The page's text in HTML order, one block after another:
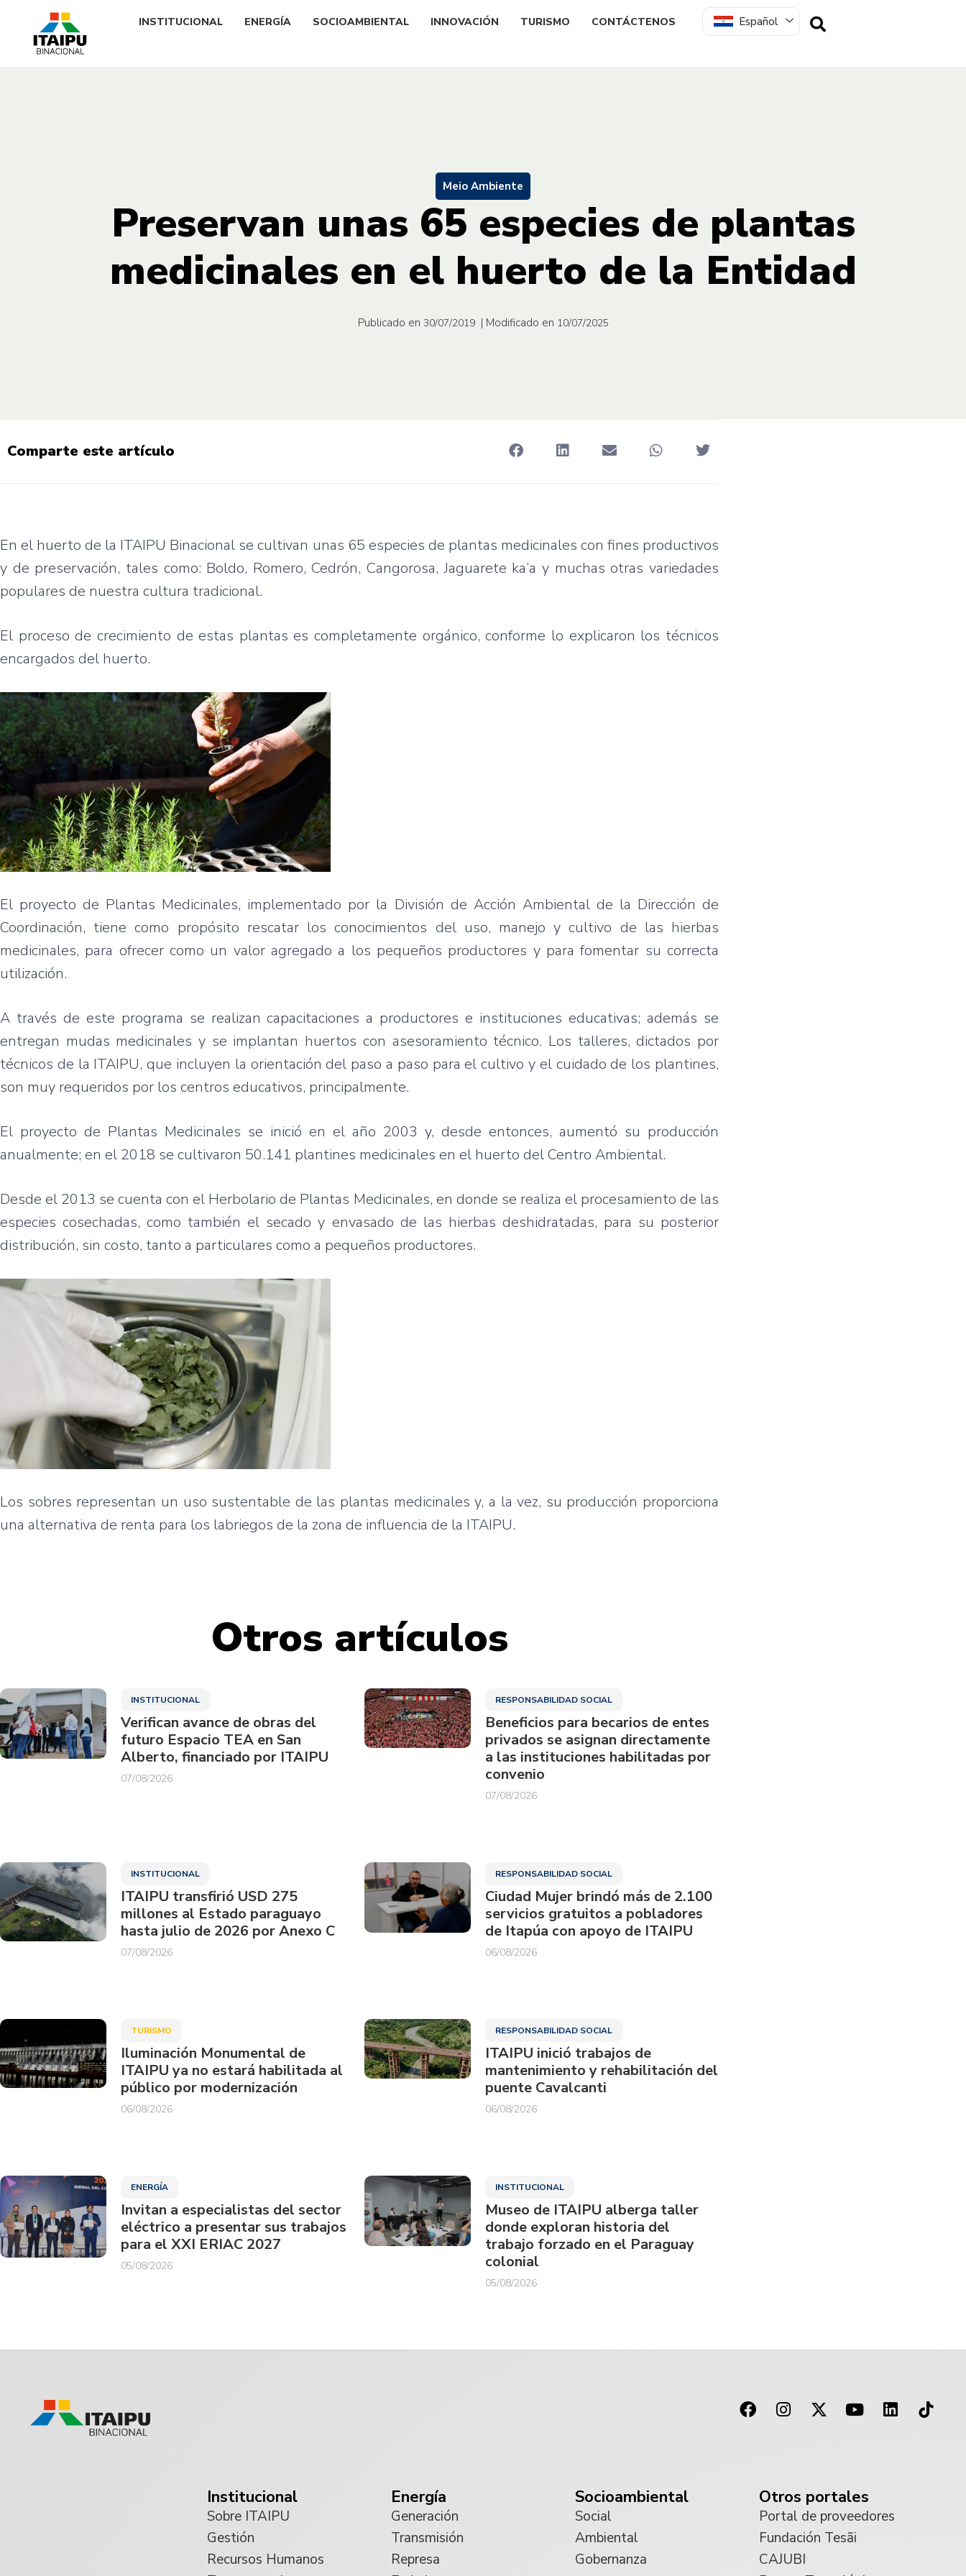
INSTITUCIONAL ENERGÍA SOCIOAMBIENTAL INNOVACIÓN TURISMO CONTÁCTENOS Español
Meio Ambiente
Preservan unas 65 especies de plantas
medicinales en el huerto de la Entidad
Publicado en 30/07/2019 | Modificado en 10/07/2025
Comparte este artículo
En el huerto de la ITAIPU Binacional se cultivan unas 65 especies de plantas medicinales con fines productivos
y de preservación, tales como: Boldo, Romero, Cedrón, Cangorosa, Jaguarete ka’a y muchas otras variedades
populares de nuestra cultura tradicional.
El proceso de crecimiento de estas plantas es completamente orgánico, conforme lo explicaron los técnicos
encargados del huerto.
El proyecto de Plantas Medicinales, implementado por la División de Acción Ambiental de la Dirección de
Coordinación, tiene como propósito rescatar los conocimientos del uso, manejo y cultivo de las hierbas
medicinales, para ofrecer como un valor agregado a los pequeños productores y para fomentar su correcta
utilización.
A través de este programa se realizan capacitaciones a productores e instituciones educativas; además se
entregan mudas medicinales y se implantan huertos con asesoramiento técnico. Los talleres, dictados por
técnicos de la ITAIPU, que incluyen la orientación del paso a paso para el cultivo y el cuidado de los plantines,
son muy requeridos por los centros educativos, principalmente.
El proyecto de Plantas Medicinales se inició en el año 2003 y, desde entonces, aumentó su producción
anualmente; en el 2018 se cultivaron 50.141 plantines medicinales en el huerto del Centro Ambiental.
Desde el 2013 se cuenta con el Herbolario de Plantas Medicinales, en donde se realiza el procesamiento de las
especies cosechadas, como también el secado y envasado de las hierbas deshidratadas, para su posterior
distribución, sin costo, tanto a particulares como a pequeños productores.
Los sobres representan un uso sustentable de las plantas medicinales y, a la vez, su producción proporciona
una alternativa de renta para los labriegos de la zona de influencia de la ITAIPU.
Otros artículos
INSTITUCIONAL
Verifican avance de obras del
futuro Espacio TEA en San
Alberto, financiado por ITAIPU
07/08/2026
RESPONSABILIDAD SOCIAL
Beneficios para becarios de entes
privados se asignan directamente
a las instituciones habilitadas por
convenio
07/08/2026
INSTITUCIONAL
ITAIPU transfirió USD 275
millones al Estado paraguayo
hasta julio de 2026 por Anexo C
07/08/2026
RESPONSABILIDAD SOCIAL
Ciudad Mujer brindó más de 2.100
servicios gratuitos a pobladores
de Itapúa con apoyo de ITAIPU
06/08/2026
TURISMO
Iluminación Monumental de
ITAIPU ya no estará habilitada al
público por modernización
06/08/2026
RESPONSABILIDAD SOCIAL
ITAIPU inició trabajos de
mantenimiento y rehabilitación del
puente Cavalcanti
06/08/2026
ENERGÍA
Invitan a especialistas del sector
eléctrico a presentar sus trabajos
para el XXI ERIAC 2027
05/08/2026
INSTITUCIONAL
Museo de ITAIPU alberga taller
donde exploran historia del
trabajo forzado en el Paraguay
colonial
05/08/2026
Institucional
Sobre ITAIPU
Gestión
Recursos Humanos
Energía
Generación
Transmisión
Represa
Socioambiental
Social
Ambiental
Gobernanza
Otros portales
Portal de proveedores
Fundación Tesãi
CAJUBI